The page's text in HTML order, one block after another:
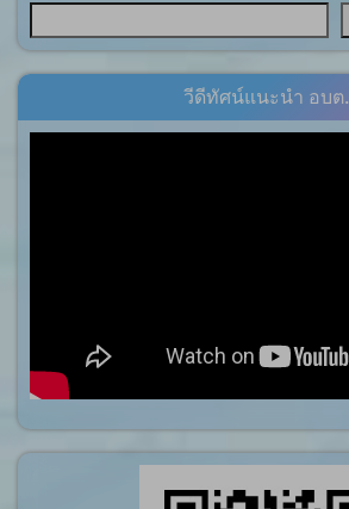
วีดีทัศน์แนะนำ อบต.